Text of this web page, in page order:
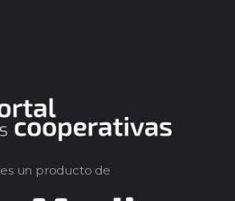
es un producto de